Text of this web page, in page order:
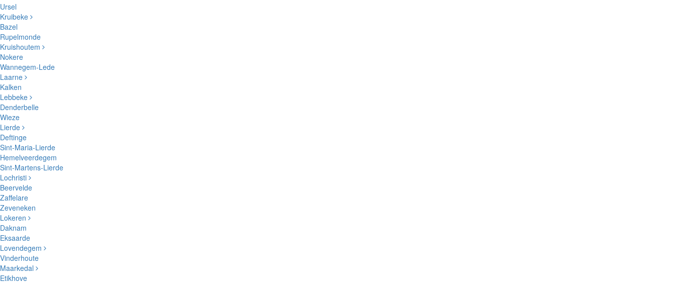
Ursel
Kruibeke
Bazel
Rupelmonde
Kruishoutem
Nokere
Wannegem-Lede
Laarne
Kalken
Lebbeke
Denderbelle
Wieze
Lierde
Deftinge
Sint-Maria-Lierde
Hemelveerdegem
Sint-Martens-Lierde
Lochristi
Beervelde
Zaffelare
Zeveneken
Lokeren
Daknam
Eksaarde
Lovendegem
Vinderhoute
Maarkedal
Etikhove